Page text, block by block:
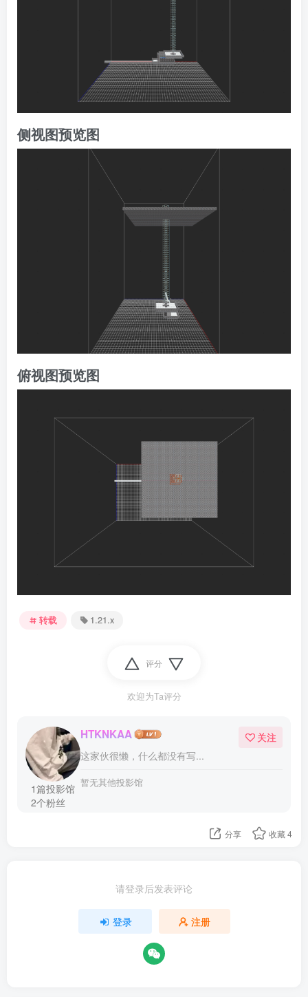
侧视图预览图
俯视图预览图
转载 1.21.x
评分
欢迎为Ta评分
1篇投影馆
2个粉丝
HTKNKAA
这家伙很懒，什么都没有写...
关注
暂无其他投影馆
分享 收藏4
请登录后发表评论
登录 注册